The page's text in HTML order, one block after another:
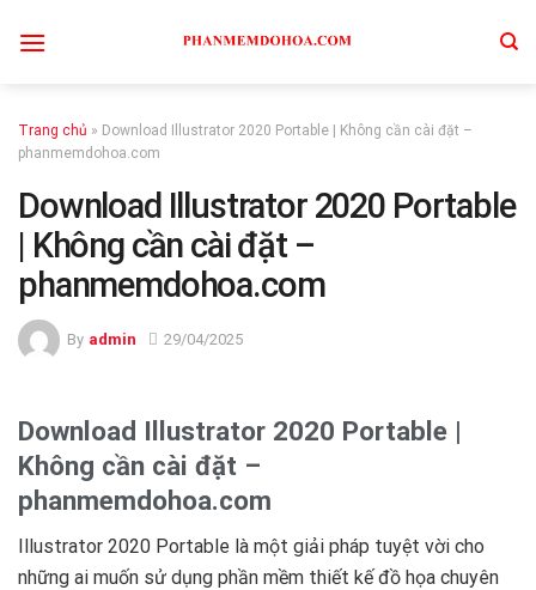
Trang chủ » Download Illustrator 2020 Portable | Không cần cài đặt –
phanmemdohoa.com
Download Illustrator 2020 Portable
| Không cần cài đặt –
phanmemdohoa.com
By admin 29/04/2025
Download Illustrator 2020 Portable |
Không cần cài đặt –
phanmemdohoa.com
Illustrator 2020 Portable là một giải pháp tuyệt vời cho
những ai muốn sử dụng phần mềm thiết kế đồ họa chuyên